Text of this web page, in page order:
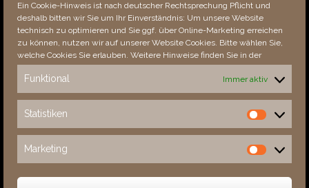
Ein Cookie-Hinweis ist nach deutscher Rechtsprechung Pflicht und
deshalb bitten wir Sie um Ihr Einverständnis: Um unsere Website
technisch zu optimieren und Sie ggf. über Online-Marketing erreichen
zu können, nutzen wir auf unserer Website Cookies. Bitte wählen Sie,
welche Cookies Sie erlauben. Weitere Hinweise finden Sie in der
Funktional Immer aktiv
Statistiken
Statistiken
Marketing
Marketing
Fehler bemerkt?
Besucher seit 08/​2021
This Week
31563